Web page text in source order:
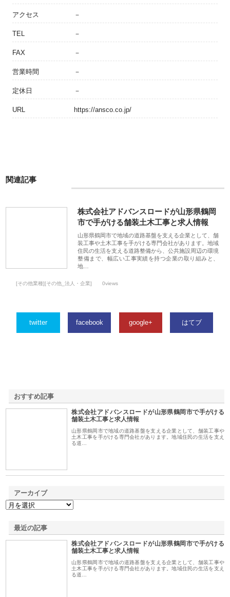
アクセス －
TEL －
FAX －
営業時間 －
定休日 －
URL https://ansco.co.jp/
関連記事
株式会社アドバンスロードが山形県鶴岡
市で手がける舗装土木工事と求人情報
山形県鶴岡市で地域の道路基盤を支える企業として、舗
装工事や土木工事を手がける専門会社があります。地域
住民の生活を支える道路整備から、公共施設周辺の環境
整備まで、幅広い工事実績を持つ企業の取り組みと、
地…
[その他業種][その他_法人・企業] 0views
twitter facebook google+ はてブ
おすすめ記事
株式会社アドバンスロードが山形県鶴岡市で手がける
舗装土木工事と求人情報
山形県鶴岡市で地域の道路基盤を支える企業として、舗装工事や
土木工事を手がける専門会社があります。地域住民の生活を支え
る道…
アーカイブ
最近の記事
株式会社アドバンスロードが山形県鶴岡市で手がける
舗装土木工事と求人情報
山形県鶴岡市で地域の道路基盤を支える企業として、舗装工事や
土木工事を手がける専門会社があります。地域住民の生活を支え
る道…